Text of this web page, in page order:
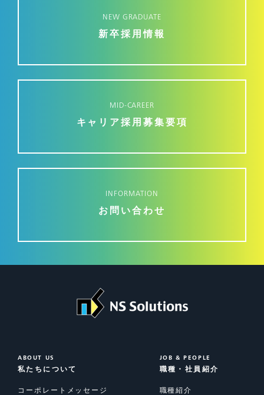
NEW GRADUATE
新卒採用情報
MID-CAREER
キャリア採用募集要項
INFORMATION
お問い合わせ
ABOUT US
私たちについて
コーポレートメッセージ
JOB & PEOPLE
職種・社員紹介
職種紹介